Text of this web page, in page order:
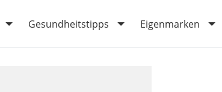
Gesundheitstipps Eigenmarken